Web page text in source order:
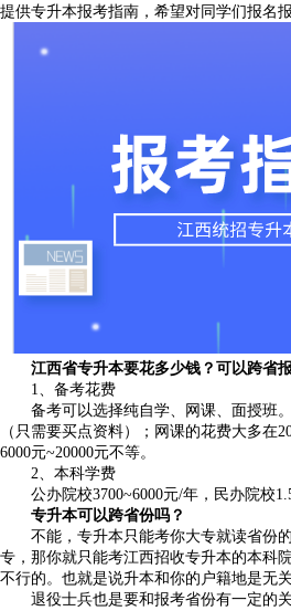
提供专升本报考指南，希望对同学们报名
江西省专升本要花多少钱？可以跨省
1、备考花费
备考可以选择纯自学、网课、面授班。
（只需要买点资料）；网课的花费大多在
6000元~20000元不等。
2、本科学费
公办院校3700~6000元/年，民办院校1.5
专升本可以跨省份吗？
不能，专升本只能考你大专就读省份的
专，那你就只能考江西招收专升本的本科
不行的。也就是说升本和你的户籍地是无关
退役士兵也是要和报考省份有一定的